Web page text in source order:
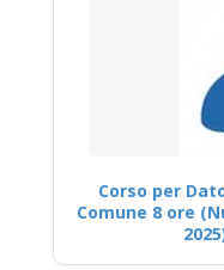
Corso per
Comune 8 ore